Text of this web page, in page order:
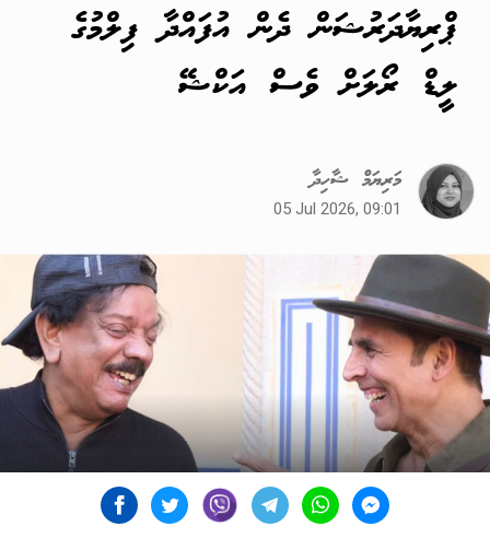
ޕްރިޔާދަރުޝަން ދެން އުފައްދާ ފިލްމުގެ
ލީޑް ރޯލަށް ވެސް އަކްޝޭ
މަރިޔަމް ޝާހިދާ
05 Jul 2026, 09:01
ބޮލީވުޑްގެ އެކްޓަރު އަކްޝޭ ކުމާރު، ޑައިރެކްޓަރު ޕްރިޔާދަރުޝަންއާ އެކު--ފޮޓޯ/މިޑްޑޭ